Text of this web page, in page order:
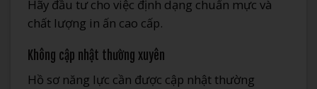
Hãy đầu tư cho việc định dạng chuẩn mực và
chất lượng in ấn cao cấp.
Không cập nhật thường xuyên
Hồ sơ năng lực cần được cập nhật thường